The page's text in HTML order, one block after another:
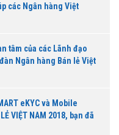
các Ngân hàng Việt
tâm của các Lãnh đạo
Ngân hàng Bán lẻ Việt
eKYC và Mobile
VIỆT NAM 2018, bạn đã